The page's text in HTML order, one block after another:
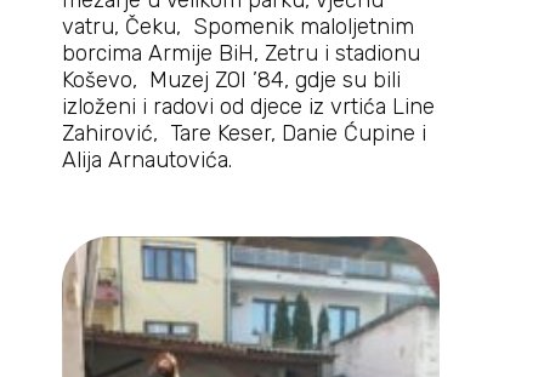
vatru, Čeku, Spomenik maloljetnim
borcima Armije BiH, Zetru i stadionu
Koševo, Muzej ZOI ’84, gdje su bili
izloženi i radovi od djece iz vrtića Line
Zahirović, Tare Keser, Danie Ćupine i
Alija Arnautovića.